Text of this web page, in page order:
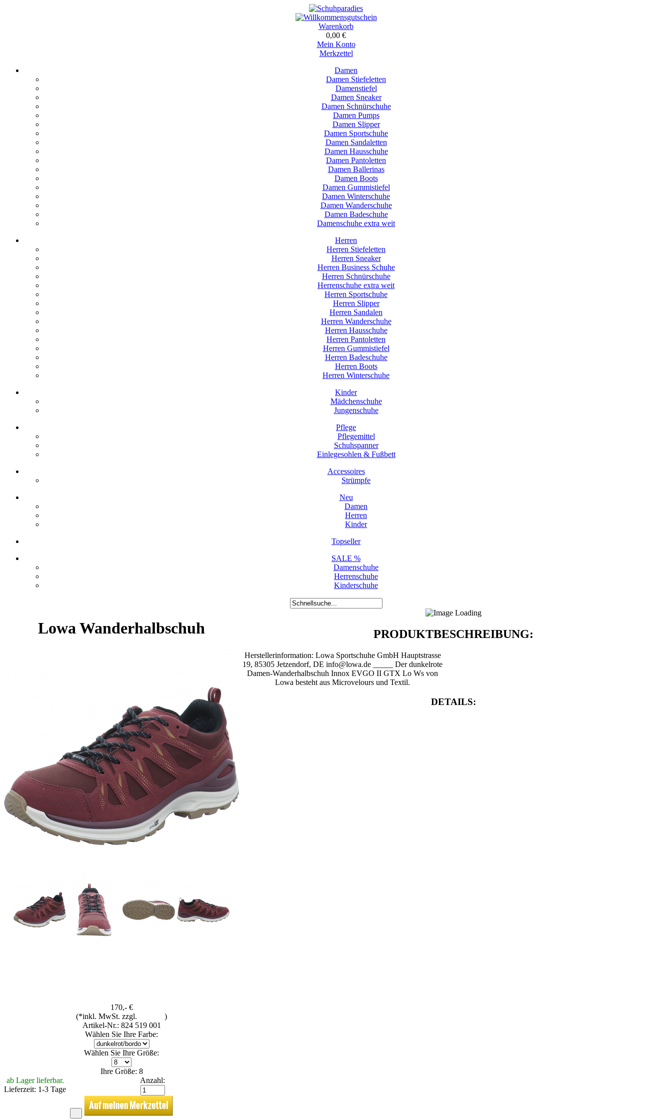
Warenkorb
0,00 €
Mein Konto
Merkzettel
Damen
Damen Stiefeletten
Damenstiefel
Damen Sneaker
Damen Schnürschuhe
Damen Pumps
Damen Slipper
Damen Sportschuhe
Damen Sandaletten
Damen Hausschuhe
Damen Pantoletten
Damen Ballerinas
Damen Boots
Damen Gummistiefel
Damen Winterschuhe
Damen Wanderschuhe
Damen Badeschuhe
Damenschuhe extra weit
Herren
Herren Stiefeletten
Herren Sneaker
Herren Business Schuhe
Herren Schnürschuhe
Herrenschuhe extra weit
Herren Sportschuhe
Herren Slipper
Herren Sandalen
Herren Wanderschuhe
Herren Hausschuhe
Herren Pantoletten
Herren Gummistiefel
Herren Badeschuhe
Herren Boots
Herren Winterschuhe
Kinder
Mädchenschuhe
Jungenschuhe
Pflege
Pflegemittel
Schuhspanner
Einlegesohlen & Fußbett
Accessoires
Strümpfe
Neu
Damen
Herren
Kinder
Topseller
SALE %
Damenschuhe
Herrenschuhe
Kinderschuhe
Lowa Wanderhalbschuh
170,- €
(*inkl. MwSt. zzgl.
)
Artikel-Nr.: 824 519 001
Wählen Sie Ihre Farbe:
Wählen Sie Ihre Größe:
Ihre Größe: 8
ab Lager lieferbar.
Lieferzeit: 1-3 Tage
Anzahl:
PRODUKTBESCHREIBUNG:
Herstellerinformation: Lowa Sportschuhe GmbH Hauptstrasse
19, 85305 Jetzendorf, DE info@lowa.de _____ Der dunkelrote
Damen-Wanderhalbschuh Innox EVGO II GTX Lo Ws von
Lowa besteht aus Microvelours und Textil.
DETAILS: